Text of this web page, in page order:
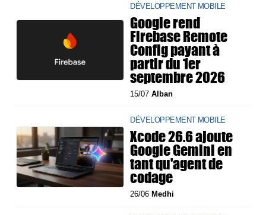
DÉVELOPPEMENT MOBILE
Google rend
Firebase Remote
Config payant à
partir du 1er
septembre 2026
15/07Alban
DÉVELOPPEMENT MOBILE
Xcode 26.6 ajoute
Google Gemini en
tant qu'agent de
codage
26/06 Medhi